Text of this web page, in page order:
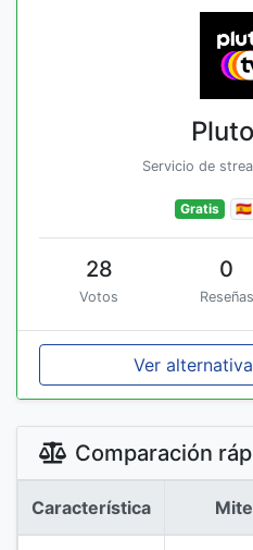
Servicio de
Gratis
28
Votos
0
Reseñas
Ver
Comparación
Característica